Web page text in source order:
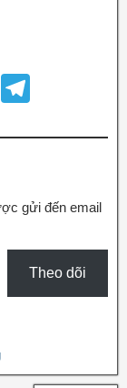
X
e
a
gửi đến email
Theo dõi